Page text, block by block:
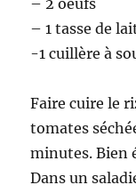
– 2 oeufs
– 1 tasse de
-1 cuillère à
Faire cuire le
tomates
minutes. Bien
Dans un